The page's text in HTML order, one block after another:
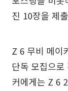
진 10장을 제
Z 6 무비 메이
단독 모집으
커에게는 Z 6